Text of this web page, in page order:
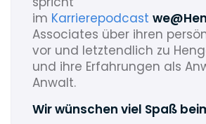
im Karrierepodcast
Associates über ihren
vor und letztendlich zu
und ihre Erfahrungen als
Anwalt.
Wir wünschen viel Spaß